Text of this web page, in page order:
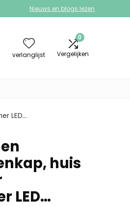
Nieuws en blogs lezen
verlanglijst
0
Vergelijken
LED…
huis
LED…